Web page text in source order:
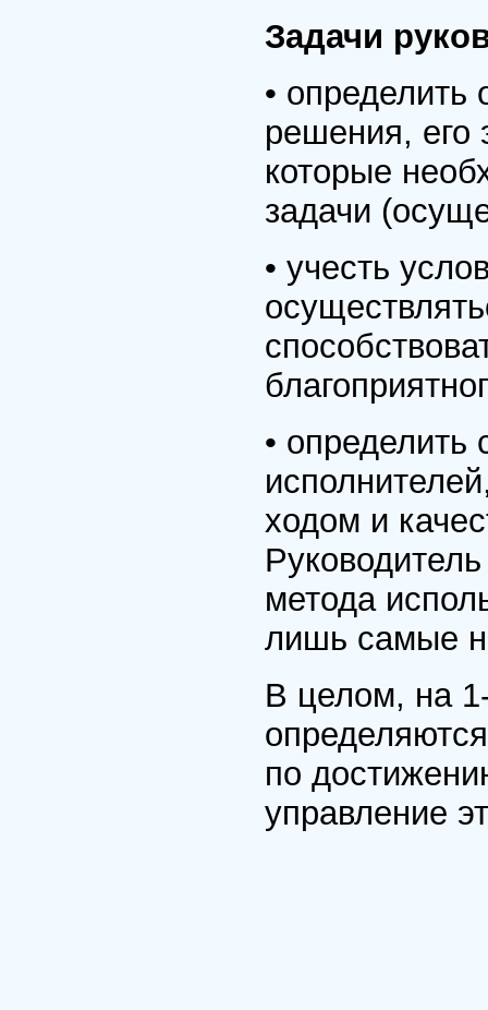
Задачи
• определить
решения, его
которые
задачи
• учесть
• определить
ходом и
метода
лишь самые
В целом, на
по
управление